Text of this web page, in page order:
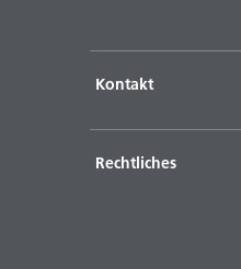
Kontakt
Rechtliches